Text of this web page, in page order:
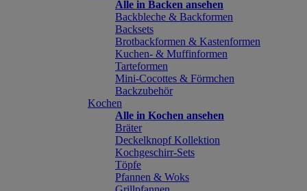
Alle in Backen ansehen
Backbleche & Backformen
Backsets
Brotbackformen & Kastenformen
Kuchen- & Muffinformen
Tarteformen
Mini-Cocottes & Förmchen
Backzubehör
Kochen
Alle in Kochen ansehen
Bräter
Deckelknopf Kollektion
Kochgeschirr-Sets
Töpfe
Pfannen & Woks